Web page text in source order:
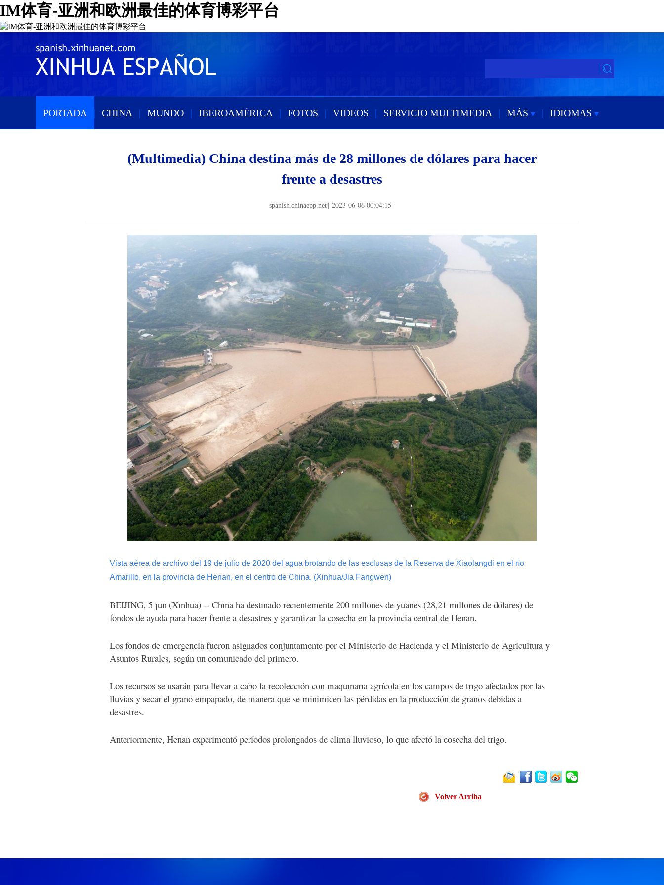
IM体育-亚洲和欧洲最佳的体育博彩平台
PORTADA | CHINA | MUNDO | IBEROAMÉRICA | FOTOS | VIDEOS | SERVICIO MULTIMEDIA | MÁS | IDIOMAS
(Multimedia) China destina más de 28 millones de dólares para hacer
frente a desastres
spanish.chinaepp.net 2023-06-06 00:04:15
Vista aérea de archivo del 19 de julio de 2020 del agua brotando de las esclusas de la Reserva de Xiaolangdi en el río
Amarillo, en la provincia de Henan, en el centro de China. (Xinhua/Jia Fangwen)
BEIJING, 5 jun (Xinhua) -- China ha destinado recientemente 200 millones de yuanes (28,21 millones de dólares) de
fondos de ayuda para hacer frente a desastres y garantizar la cosecha en la provincia central de Henan.
Los fondos de emergencia fueron asignados conjuntamente por el Ministerio de Hacienda y el Ministerio de Agricultura y
Asuntos Rurales, según un comunicado del primero.
Los recursos se usarán para llevar a cabo la recolección con maquinaria agrícola en los campos de trigo afectados por las
lluvias y secar el grano empapado, de manera que se minimicen las pérdidas en la producción de granos debidas a
desastres.
Anteriormente, Henan experimentó períodos prolongados de clima lluvioso, lo que afectó la cosecha del trigo.
Volver Arriba